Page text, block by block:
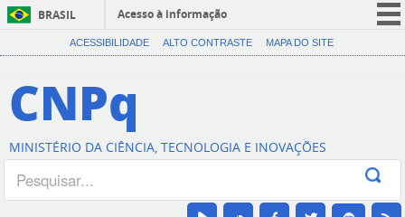
BRASIL
Acesso à informação
CORONAVÍRUS (COVID-19)
Canais
ACESSIBILIDADE ALTO CONTRASTE MAPA DO SITE
CNPq
MINISTÉRIO DA CIÊNCIA, TECNOLOGIA E INOVAÇÕES